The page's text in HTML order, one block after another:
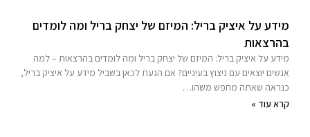
מידע על איציק בריל: המיזם של יצחק בריל ומה לומדים
בהרצאות
מידע על איציק בריל: המיזם של יצחק בריל ומה לומדים בהרצאות – למה
אנשים יוצאים עם ניצוץ בעיניים? אם הגעת לכאן בשביל מידע על איציק בריל,
כנראה שאתה מחפש משהו…
קרא עוד »